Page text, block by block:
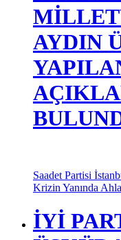
AYDIN
Saadet Partisi
Krizin Yanında
İYİ